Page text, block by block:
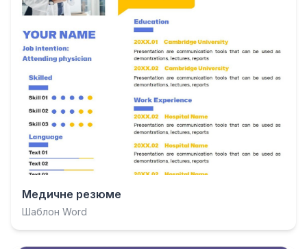
Медичне резюме
Шаблон Word